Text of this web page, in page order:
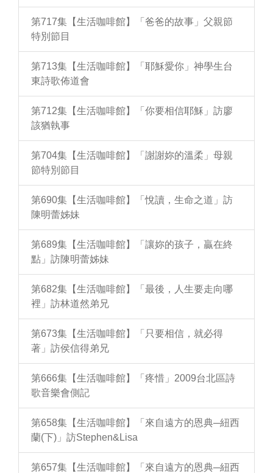
第717集【生活咖啡館】「爸爸的故事」父親節
特別節目
第713集【生活咖啡館】「耶穌愛你」神學生台
東詩歌佈道會
第712集【生活咖啡館】「你要相信耶穌」訪廖
該猶執事
第704集【生活咖啡館】「謝謝妳的溫柔」母親
節特別節目
第690集【生活咖啡館】「悅讀，生命之道」訪
陳明蕾姊妹
第689集【生活咖啡館】「讓妳的孩子，贏在終
點」訪陳明蕾姊妹
第682集【生活咖啡館】「最後，人生要走向哪
裡」訪林道然弟兄
第673集【生活咖啡館】「只要相信，就必得
著」訪侯信得弟兄
第666集【生活咖啡館】「疼惜」2009台北區詩
歌音樂會側記
第658集【生活咖啡館】「來自遠方的恩典─紐西
蘭(下)」訪Stephen&Lisa
第657集【生活咖啡館】「來自遠方的恩典─紐西